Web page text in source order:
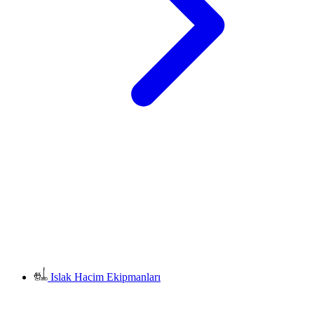
Islak Hacim Ekipmanları